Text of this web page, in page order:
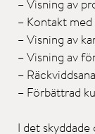
– Visning av
– Kontakt
– Visning av
– Visning av
–
– Förbättrad
I det